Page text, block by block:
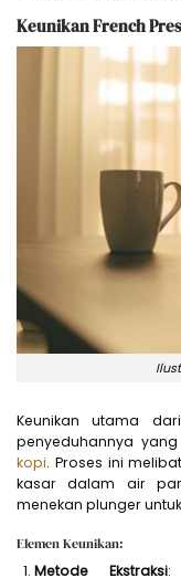
Keunikan French
Keunikan utama
penyeduhannya
kopi. Proses ini
kasar dalam air
menekan plunger
Elemen Keunikan:
Metode Ekstraksi: